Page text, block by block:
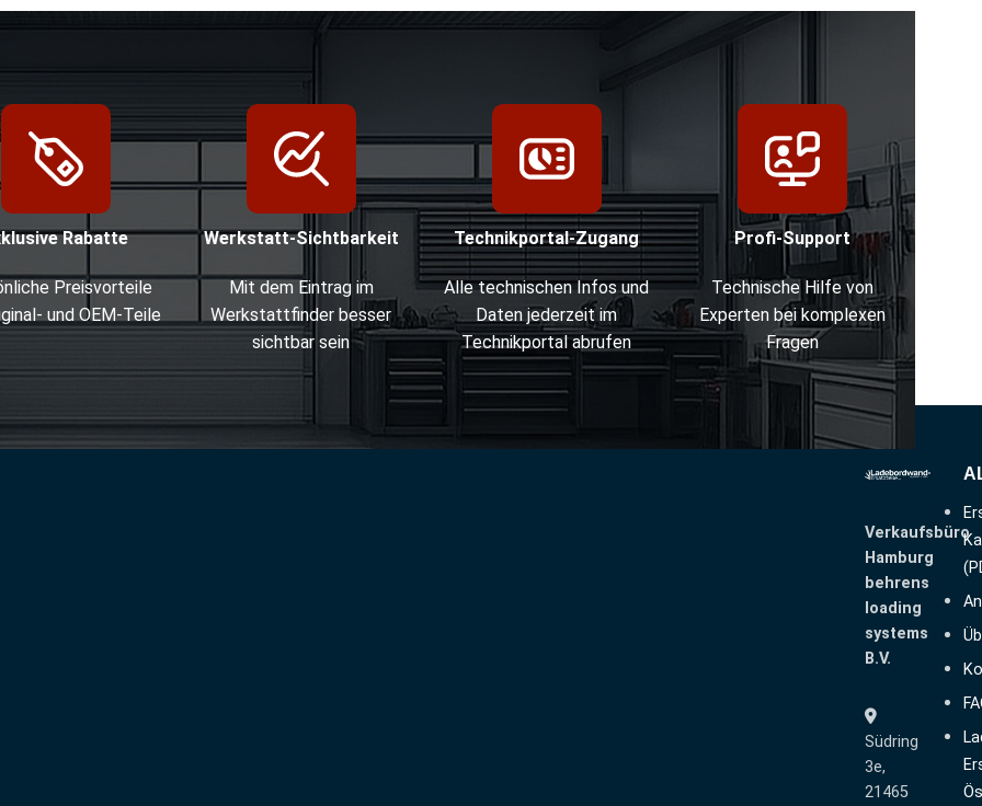
Rabatte
Preisvorteile
und OEM-Teile
Werkstatt-Sichtbarkeit
Mit dem Eintrag im
Werkstattfinder besser
sichtbar sein
Technikportal-Zugang
Alle technischen Infos und
Daten jederzeit im
Technikportal abrufen
Profi-Support
Technische Hilfe von
Experten bei komplexen
Fragen
Verkaufsbüro
Hamburg
behrens
loading
systems
B.V.
Südring
3e,
21465